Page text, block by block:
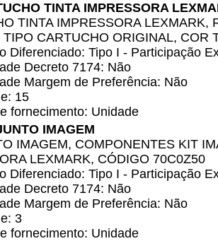
TINTA IMPRESSORA
TINTA IMPRESSORA LEXMARK,
CARTUCHO ORIGINAL, COR
Diferenciado: Tipo I - Participação
Decreto 7174: Não
Margem de Preferência: Não
15
fornecimento: Unidade
IMAGEM
IMAGEM, COMPONENTES KIT
LEXMARK, CÓDIGO 70C0Z50
Diferenciado: Tipo I - Participação
Decreto 7174: Não
Margem de Preferência: Não
3
fornecimento: Unidade